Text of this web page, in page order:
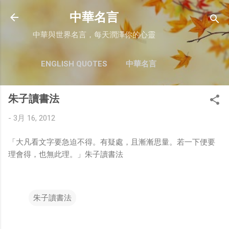
跳至主要內容
中華名言
中華與世界名言，每天潤澤你的心靈
ENGLISH QUOTES 中華名言
朱子讀書法
- 3月 16, 2012
「大凡看文字要急迫不得。有疑處，且漸漸思量。若一下便要
理會得，也無此理。」朱子讀書法
朱子讀書法